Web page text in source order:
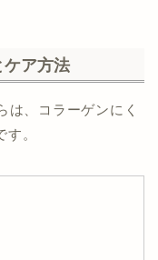
ケア方法
は、コラーゲンにく
。